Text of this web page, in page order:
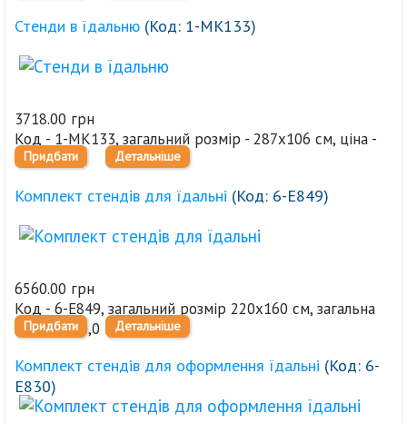
Стенди в їдальню (Код: 1-МК133)
3718.00 грн
Код - 1-МК133, загальний розмір - 287х106 см, ціна -
3718,0 грн
Придбати Детальніше
Комплект стендів для їдальні (Код: 6-Е849)
6560.00 грн
Код - 6-Е849, загальний розмір 220х160 см, загальна
ціна - 6560,0 грн
Придбати Детальніше
Комплект стендів для оформлення їдальні (Код: 6-
Е830)